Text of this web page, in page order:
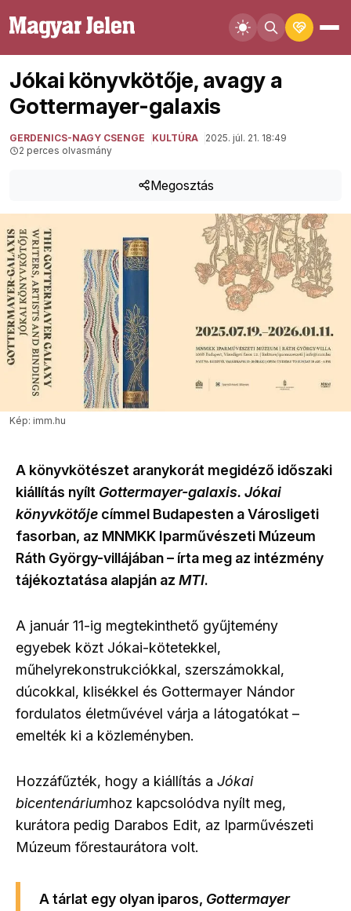
Jókai könyvkötője, avagy a
Gottermayer-galaxis
GERDENICS-NAGY CSENGE KULTÚRA
2025. júl. 21. 18:49
2 perces olvasmány
Megosztás
Kép: imm.hu
A könyvkötészet aranykorát megidéző időszaki
kiállítás nyílt Gottermayer-galaxis. Jókai
könyvkötője címmel Budapesten a Városligeti
fasorban, az MNMKK Iparművészeti Múzeum
Ráth György-villájában – írta meg az intézmény
tájékoztatása alapján az MTI.
A január 11-ig megtekinthető gyűjtemény
egyebek közt Jókai-kötetekkel,
műhelyrekonstrukciókkal, szerszámokkal,
dúcokkal, klisékkel és Gottermayer Nándor
fordulatos életművével várja a látogatókat –
emelték ki a közleményben.
Hozzáfűzték, hogy a kiállítás a Jókai
bicentenáriumhoz kapcsolódva nyílt meg,
kurátora pedig Darabos Edit, az Iparművészeti
Múzeum főrestaurátora volt.
A tárlat egy olyan iparos, Gottermayer